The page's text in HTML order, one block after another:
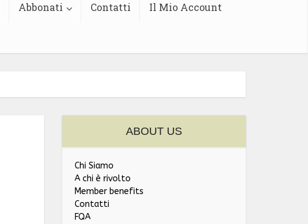
Abbonati Contatti Il Mio Account
ABOUT US
Chi Siamo
A chi è rivolto
Member benefits
Contatti
FQA